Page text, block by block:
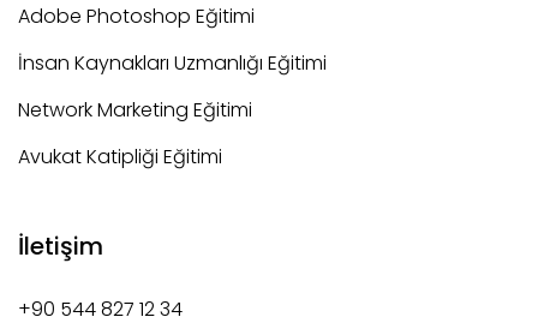
Adobe Photoshop Eğitimi
İnsan Kaynakları Uzmanlığı Eğitimi
Network Marketing Eğitimi
Avukat Katipliği Eğitimi
İletişim
+90 544 827 12 34